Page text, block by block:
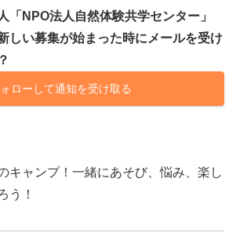
「NPO法人自然体験共学センター」
しい募集が始まった時にメールを受け
ローして通知を受け取る
キャンプ！一緒にあそび、悩み、楽し
う！